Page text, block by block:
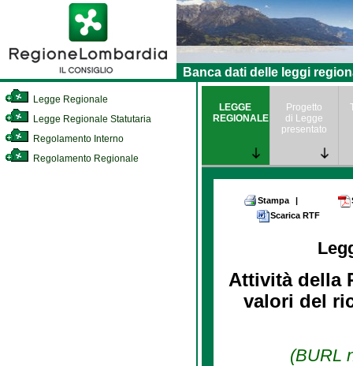
Banca dati delle leggi
Legge Regionale
Legge Regionale Statutaria
Regolamento Interno
Regolamento Regionale
LEGGE
REGIONALE
Progetto
di Legge
presentato
Stampa |
Scarica RTF
Attività della
valori del
(BURL